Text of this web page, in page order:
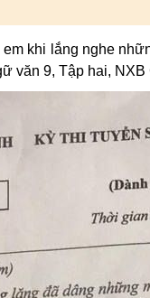
khi lắng nghe
văn 9, Tập hai, NXB